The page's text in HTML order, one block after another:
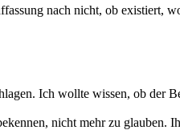
nach nicht, ob existiert,
Ich wollte wissen, ob der
nicht mehr zu glauben.